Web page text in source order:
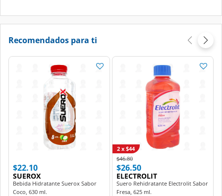
Recomendados para ti
$22.10
SUEROX
Bebida Hidratante Suerox Sabor
Coco, 630 ml.
Price reduced from
$46.80to
$26.50
ELECTROLIT
Suero Rehidratante Electrolit Sabor
Fresa, 625 ml.
2 x $44